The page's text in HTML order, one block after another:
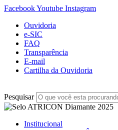
FacebookYoutube Instagram
Ouvidoria
e-SIC
FAQ
Transparência
E-mail
Cartilha da Ouvidoria
Pesquisar
Institucional